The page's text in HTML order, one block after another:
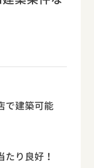
で建築可能
たり良好！